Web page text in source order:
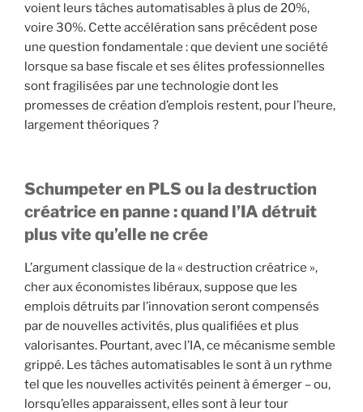
voient leurs tâches automatisables à plus de 20%,
voire 30%. Cette accélération sans précédent pose
une question fondamentale : que devient une société
lorsque sa base fiscale et ses élites professionnelles
sont fragilisées par une technologie dont les
promesses de création d’emplois restent, pour l’heure,
largement théoriques ?
Schumpeter en PLS ou la destruction
créatrice en panne : quand l’IA détruit
plus vite qu’elle ne crée
L’argument classique de la « destruction créatrice »,
cher aux économistes libéraux, suppose que les
emplois détruits par l’innovation seront compensés
par de nouvelles activités, plus qualifiées et plus
valorisantes. Pourtant, avec l’IA, ce mécanisme semble
grippé. Les tâches automatisables le sont à un rythme
tel que les nouvelles activités peinent à émerger – ou,
lorsqu’elles apparaissent, elles sont à leur tour